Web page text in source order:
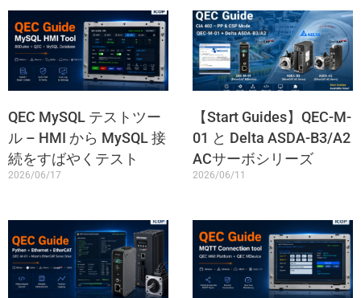
QEC MySQL テストツー
ル – HMI から MySQL 接
続をすばやくテスト
2026/06/17
【Start Guides】QEC-M-
01 と Delta ASDA-B3/A2
ACサーボシリーズ
2026/06/11